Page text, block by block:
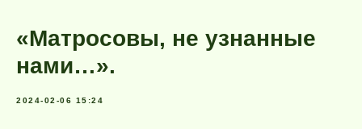
«Матросовы, не узнанные
нами…».
2024-02-06 15:24